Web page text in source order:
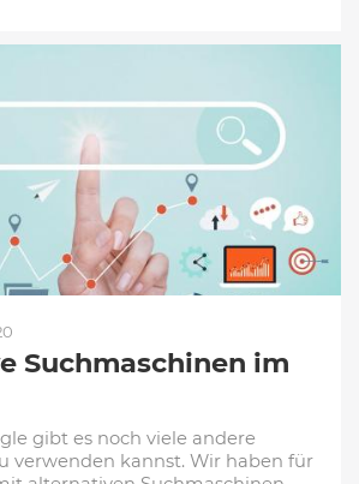
Suchmaschinen im
gibt es noch viele andere
verwenden kannst. Wir haben für